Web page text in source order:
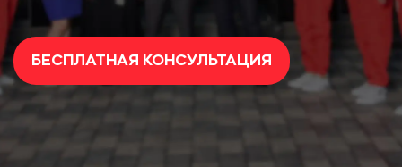
БЕСПЛАТНАЯ КОНСУЛЬТАЦИЯ